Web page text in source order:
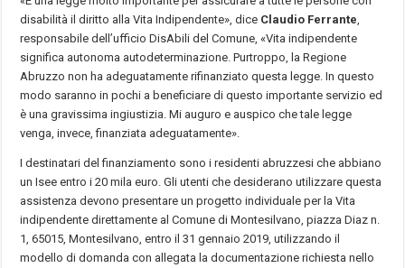
disabilità il diritto alla Vita Indipendente», dice Claudio Ferrante
responsabile dell’ufficio DisAbili del Comune, «Vita indipendente
significa autonoma autodeterminazione. Purtroppo, la Regione
Abruzzo non ha adeguatamente rifinanziato questa legge. In questo
modo saranno in pochi a beneficiare di questo importante servizio ed
è una gravissima ingiustizia. Mi auguro e auspico che tale legge
venga, invece, finanziata adeguatamente».
I destinatari del finanziamento sono i residenti abruzzesi che abbiano
un Isee entro i 20 mila euro. Gli utenti che desiderano utilizzare questa
assistenza devono presentare un progetto individuale per la Vita
indipendente direttamente al Comune di Montesilvano, piazza Diaz n.
1, 65015, Montesilvano, entro il 31 gennaio 2019, utilizzando il
modello di domanda con allegata la documentazione richiesta nello